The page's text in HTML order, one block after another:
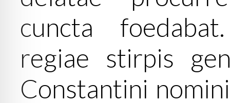
cuncta
regiae stirpis
Constantini